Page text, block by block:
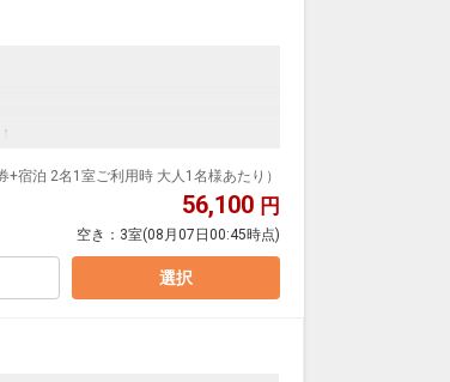
ッケージだから、一都市滞在はもちろ
き温泉」です。
+宿泊 2名1室ご利用時 大人1名様あたり）
56,100 円
空き： 3室(08月07日00:45時点)
選択